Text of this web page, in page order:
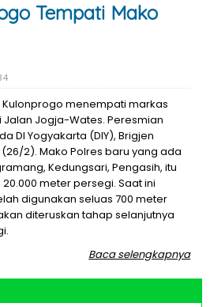
Tempati Mako
menempati markas
Jogja-Wates. Peresmian
DI Yogyakarta (DIY), Brigjen
2). Mako Polres baru yang ada
Kedungsari, Pengasih, itu
meter persegi. Saat ini
digunakan seluas 700 meter
diteruskan tahap selanjutnya
Baca selengkapnya